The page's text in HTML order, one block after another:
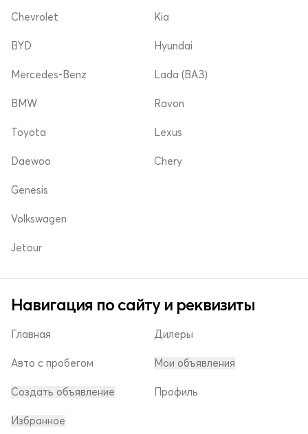
Chevrolet
BYD
Mercedes-Benz
Kia
Hyundai
Lada (ВАЗ)
BMW
Toyota
Daewoo
Ravon
Lexus
Chery
Genesis
Volkswagen
Jetour
Навигация по сайту и реквизиты
Главная
Авто с пробегом
Создать объявление
Дилеры
Мои объявления
Профиль
Избранное